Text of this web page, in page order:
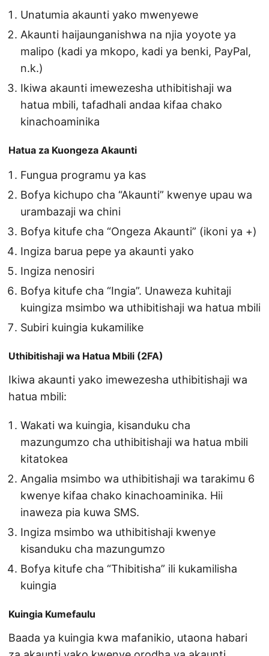
Unatumia akaunti yako mwenyewe
Akaunti haijaunganishwa na njia yoyote ya
malipo (kadi ya mkopo, kadi ya benki, PayPal,
n.k.)
Ikiwa akaunti imewezesha uthibitishaji wa
hatua mbili, tafadhali andaa kifaa chako
kinachoaminika
Hatua za Kuongeza Akaunti
Fungua programu ya kas
Bofya kichupo cha “Akaunti” kwenye upau wa
urambazaji wa chini
Bofya kitufe cha “Ongeza Akaunti” (ikoni ya +)
Ingiza barua pepe ya akaunti yako
Ingiza nenosiri
Bofya kitufe cha “Ingia”. Unaweza kuhitaji
kuingiza msimbo wa uthibitishaji wa hatua mbili
Subiri kuingia kukamilike
Uthibitishaji wa Hatua Mbili (2FA)
Ikiwa akaunti yako imewezesha uthibitishaji wa
hatua mbili:
Wakati wa kuingia, kisanduku cha
mazungumzo cha uthibitishaji wa hatua mbili
kitatokea
Angalia msimbo wa uthibitishaji wa tarakimu 6
kwenye kifaa chako kinachoaminika. Hii
inaweza pia kuwa SMS.
Ingiza msimbo wa uthibitishaji kwenye
kisanduku cha mazungumzo
Bofya kitufe cha “Thibitisha” ili kukamilisha
kuingia
Kuingia Kumefaulu
Baada ya kuingia kwa mafanikio, utaona habari